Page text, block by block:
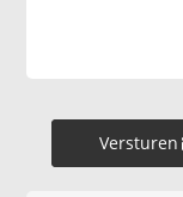
Versturen